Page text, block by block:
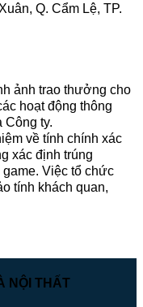
Q. Cẩm Lệ, TP.
ảnh trao thưởng cho
hoạt động thông
Công ty.
về tính chính xác
xác định trúng
Việc tổ chức
tính khách quan,
NỘI THẤT